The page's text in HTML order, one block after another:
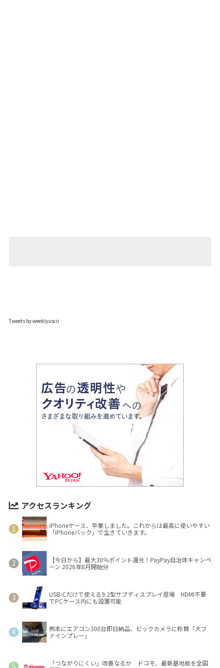
Tweets by weeklyascii
アクセスランキング
iPhoneケース、卒業しました。これからは最高に使いやすい
「iPhoneバック」で生きていきます。
【今日から】最大30％ポイント還元！PayPay自治体キャンペ
ーン 2026年8月開始分
USB-Cだけで使える9.2型サブディスプレイ登場 HDMI不要
でPCケース内にも設置可能
熊本にエアコン300台即日納品、ビックカメラに称賛「大フ
ァインプレー」
「つながりにくい」改善なるか ドコモ、最新基地局を全国